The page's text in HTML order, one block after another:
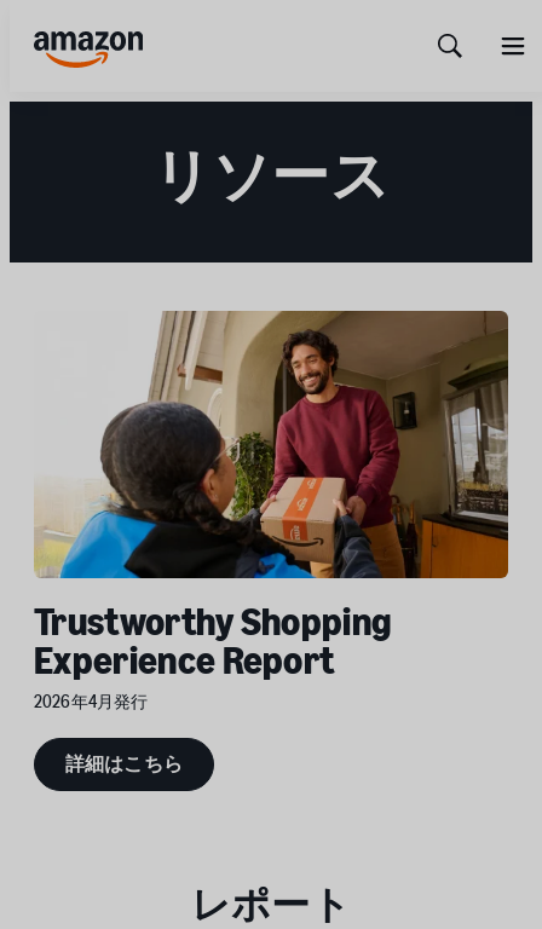
Show
リソース
Trustworthy Shopping
Experience Report
2026年4月発行
詳細はこちら
レポート